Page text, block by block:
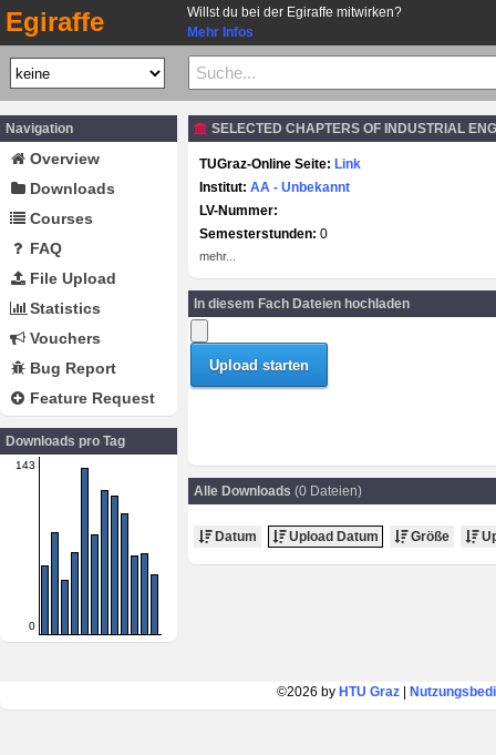
Egiraffe
Willst du bei der Egiraffe mitwirken?
Mehr Infos
Navigation
Overview
Downloads
Courses
FAQ
File Upload
Statistics
Vouchers
Bug Report
Feature Request
Downloads pro Tag
143
0
SELECTED CHAPTERS OF INDUSTRIAL
TUGraz-Online Seite: Link
Institut: AA - Unbekannt
LV-Nummer:
Semesterstunden: 0
mehr...
In diesem Fach Dateien hochladen
Alle Downloads (0 Dateien)
Datum Upload Datum Größe
©2026 by HTU Graz|